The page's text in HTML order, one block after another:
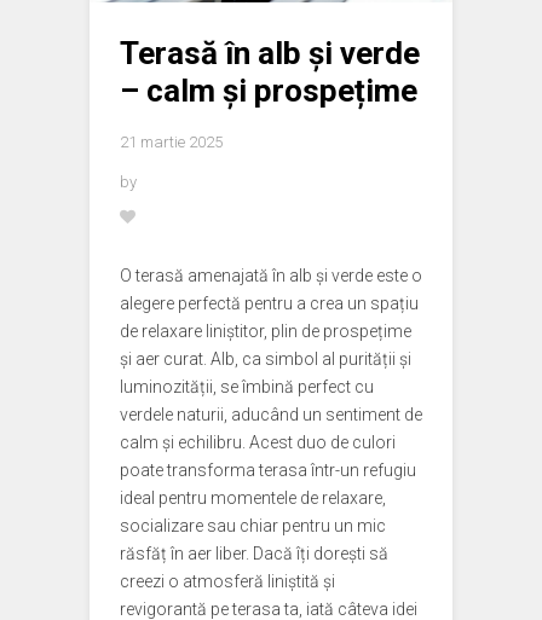
Terasă în alb și verde
– calm și prospețime
21 martie 2025
by
O terasă amenajată în alb și verde este o
alegere perfectă pentru a crea un spațiu
de relaxare liniștitor, plin de prospețime
și aer curat. Alb, ca simbol al purității și
luminozității, se îmbină perfect cu
verdele naturii, aducând un sentiment de
calm și echilibru. Acest duo de culori
poate transforma terasa într-un refugiu
ideal pentru momentele de relaxare,
socializare sau chiar pentru un mic
răsfăț în aer liber. Dacă îți dorești să
creezi o atmosferă liniștită și
revigorantă pe terasa ta, iată câteva idei